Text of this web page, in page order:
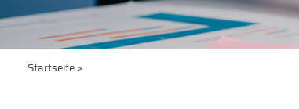
Startseite>